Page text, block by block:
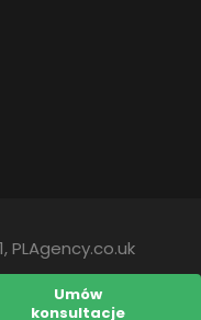
Umów
konsultacje
PLAgency.co.uk